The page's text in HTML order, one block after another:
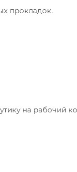
прокладок.
на рабочий